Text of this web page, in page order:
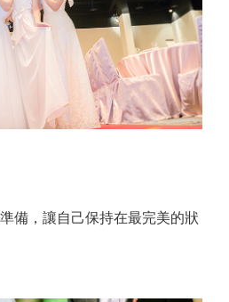
備，讓自己保持在最完美的狀